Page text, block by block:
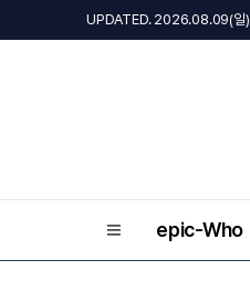
UPDATED. 2026.08.09(일)
epic-Who